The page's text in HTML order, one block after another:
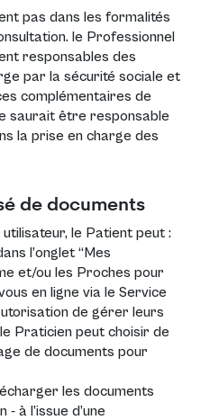
pas dans les formalités
le Professionnel
responsables des
par la sécurité sociale et
complémentaires de
saurait être responsable
la prise en charge des
de documents
le Patient peut :
l’onglet “Mes
et/ou les Proches pour
en ligne via le Service
de gérer leurs
Praticien peut choisir de
de documents pour
les documents
à l’issue d’une